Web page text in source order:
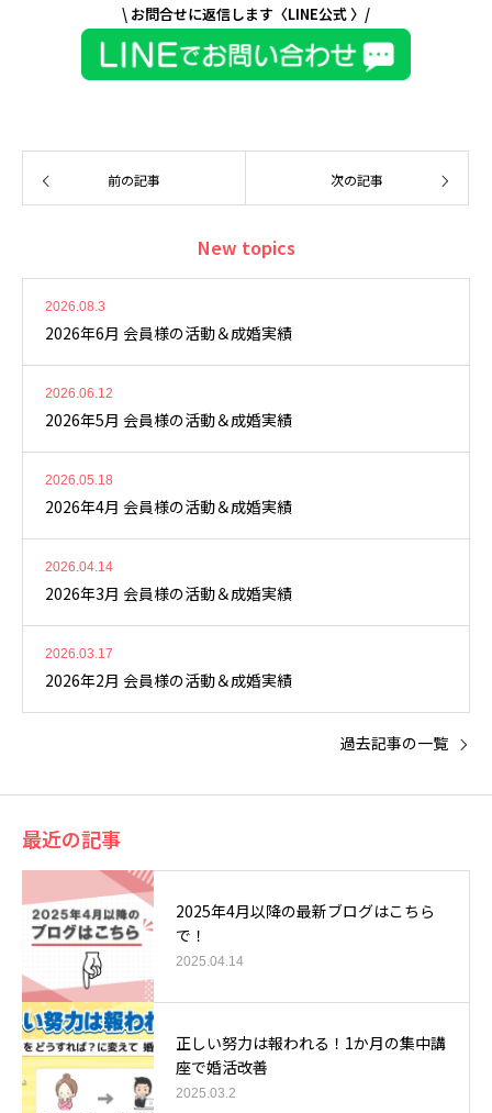
\ お問合せに返信します〈LINE公式 〉/
前の記事 次の記事
New topics
2026.08.3
2026年6月 会員様の活動＆成婚実績
2026.06.12
2026年5月 会員様の活動＆成婚実績
2026.05.18
2026年4月 会員様の活動＆成婚実績
2026.04.14
2026年3月 会員様の活動＆成婚実績
2026.03.17
2026年2月 会員様の活動＆成婚実績
過去記事の一覧
最近の記事
2025年4月以降の最新ブログはこちら
で！
2025.04.14
正しい努力は報われる！1か月の集中講
座で婚活改善
2025.03.2